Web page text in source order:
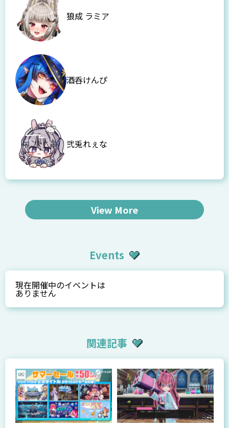
狼成 ラミア
酒呑けんぴ
弐兎れぇな
View More
Events
現在開催中のイベントは
ありません
関連記事